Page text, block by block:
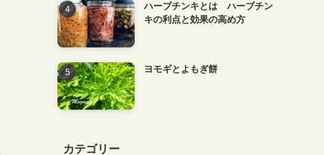
ハーブチンキとは ハーブチン
キの利点と効果の高め方
ヨモギとよもぎ餅
カテゴリー